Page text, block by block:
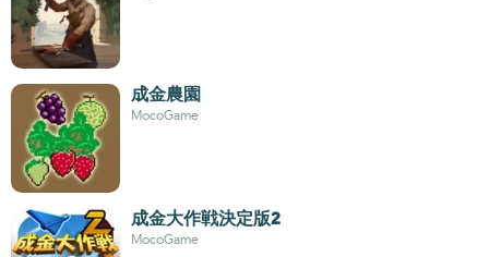
成金農園
MocoGame
成金大作戦決定版2
MocoGame